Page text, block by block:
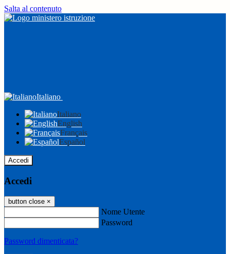
Salta al contenuto
Italiano
Italiano
English
Français
Español
Accedi
Accedi
button close ×
Nome Utente
Password
Password dimenticata?